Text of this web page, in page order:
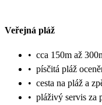
Veřejná pláž
• cca 150m až
• písčitá pláž
• cesta na pláž a
• pláživý servis za